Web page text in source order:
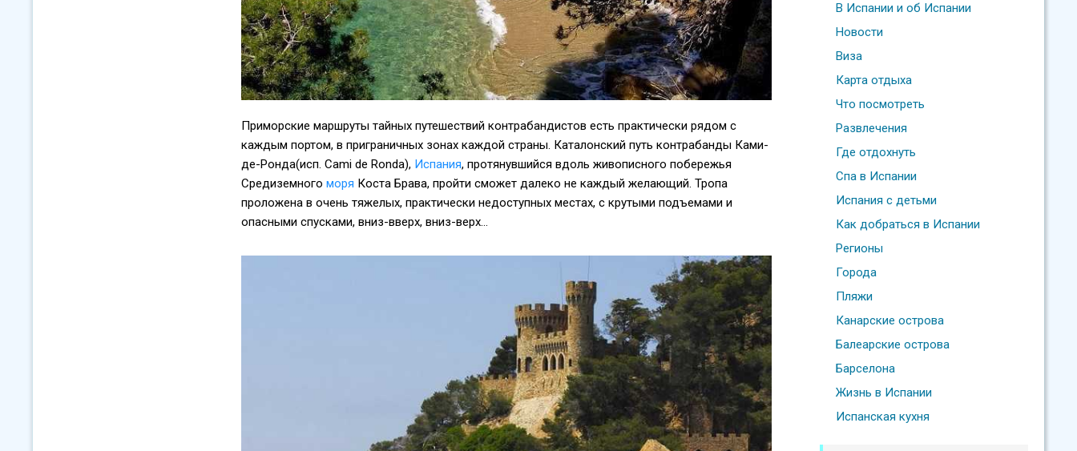
Приморские маршруты тайных путешествий контрабандистов есть практически рядом с
каждым портом, в приграничных зонах каждой страны. Каталонский путь контрабанды Ками-
де-Ронда(исп. Cami de Ronda), Испания, протянувшийся вдоль живописного побережья
Средиземного моря Коста Брава, пройти сможет далеко не каждый желающий. Тропа
проложена в очень тяжелых, практически недоступных местах, с крутыми подъемами и
опасными спусками, вниз-вверх, вниз-верх...
В Испании и об Испании
Новости
Виза
Карта отдыха
Что посмотреть
Развлечения
Где отдохнуть
Спа в Испании
Испания с детьми
Как добраться в Испании
Регионы
Города
Пляжи
Канарские острова
Балеарские острова
Барселона
Жизнь в Испании
Испанская кухня